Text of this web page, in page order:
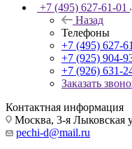
+7 (495) 627-61-01
Назад
Телефоны
+7 (495) 627-
+7 (925) 904-
+7 (926) 631-
Заказать
Контактная информация
Москва, 3-я Лыковская
pechi-d@mail.ru